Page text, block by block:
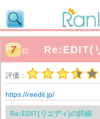
7 位 Re:EDIT(
評価：
https://reedit.jp/
Re:EDIT(リエディ)の詳細